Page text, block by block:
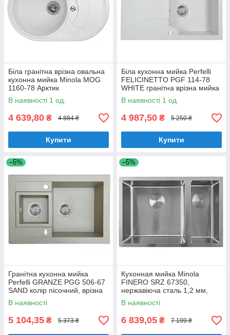
Біла гранітна врізна овальна
кухонна мийка Minola MOG
1160-78 Арктик
В наявності 1 од.
4 639,80 ₴ 4 884 ₴
Купити
Біла кухонна мийка Perfelli
FELICINETTO PGF 114-78
WHITE гранітна врізна мийка
для кухні
В наявності 1 од.
4 987,50 ₴ 5 250 ₴
Купити
–5%
Гранітна кухонна мийка
Perfelli GRANZE PGG 506-67
SAND колір пісочний, врізна
півторачашева мийка на
кухню
В наявності
5 104,35 ₴ 5 373 ₴
–5%
Кухонная мийка Minola
FINERO SRZ 67350,
нержавіюча сталь 1,2 мм,
півторачашева, врізна/під
стільницю
В наявності
6 839,05 ₴ 7 199 ₴